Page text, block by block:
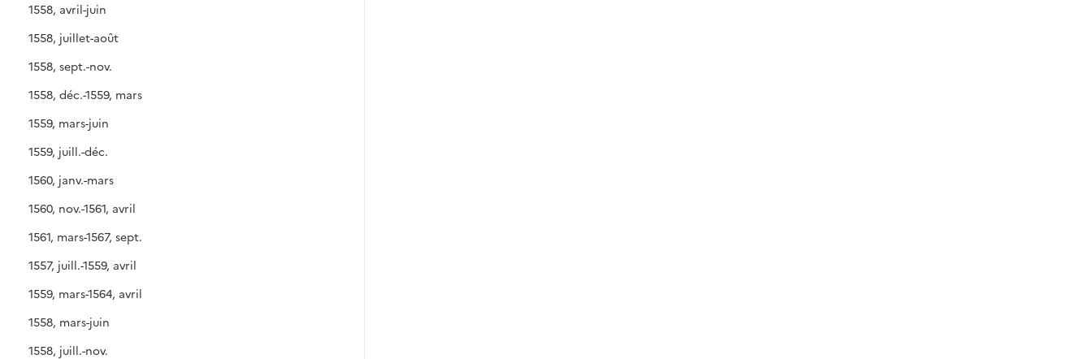
1558, avril-juin
1558, juillet-août
1558, sept.-nov.
1558, déc.-1559, mars
1559, mars-juin
1559, juill.-déc.
1560, janv.-mars
1560, nov.-1561, avril
1561, mars-1567, sept.
1557, juill.-1559, avril
1559, mars-1564, avril
1558, mars-juin
1558, juill.-nov.